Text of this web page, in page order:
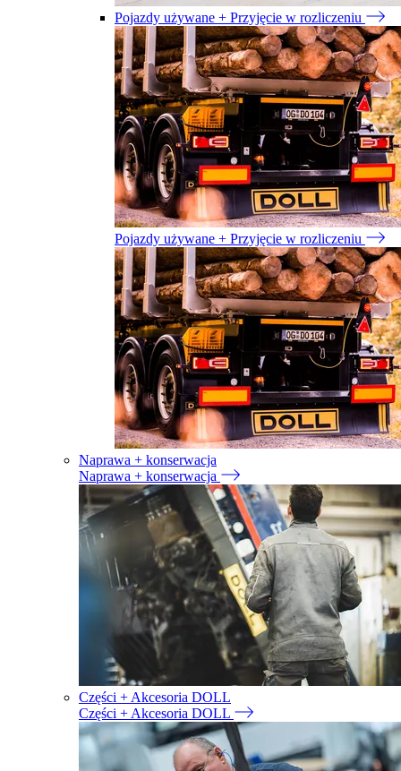
Pojazdy używane + Przyjęcie w rozliczeniu
Pojazdy używane + Przyjęcie w rozliczeniu
Naprawa + konserwacja
Naprawa + konserwacja
Części + Akcesoria DOLL
Części + Akcesoria DOLL